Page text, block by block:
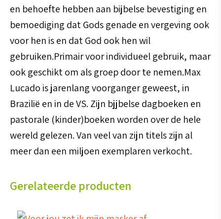
en behoefte hebben aan bijbelse bevestiging en
bemoediging dat Gods genade en vergeving ook
voor hen is en dat God ook hen wil
gebruiken.Primair voor individueel gebruik, maar
ook geschikt om als groep door te nemen.Max
Lucado is jarenlang voorganger geweest, in
Brazilië en in de VS. Zijn bjjbelse dagboeken en
pastorale (kinder)boeken worden over de hele
wereld gelezen. Van veel van zijn titels zijn al
meer dan een miljoen exemplaren verkocht.
Gerelateerde producten